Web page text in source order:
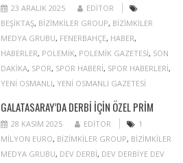
23 ARALIK 2025
EDITOR
BEŞIKTAŞ, BIZIMKILER GROUP, BIZIMKILER
MEDYA GRUBU, FENERBAHÇE, HABER,
HABERLER, POLEMIK, POLEMIK GAZETESI, SON
DAKIKA, SPOR, SPOR HABERI, SPOR HABERLERI,
YENI OSMANLI, YENI OSMANLI GAZETESI
GALATASARAY’DA DERBI IÇIN ÖZEL PRIM
28 KASIM 2025 EDITOR
1
MILYON EURO, BIZIMKILER GROUP, BIZIMKILER
MEDYA GRUBU, DEV DERBI, DEV DERBIYE DEV